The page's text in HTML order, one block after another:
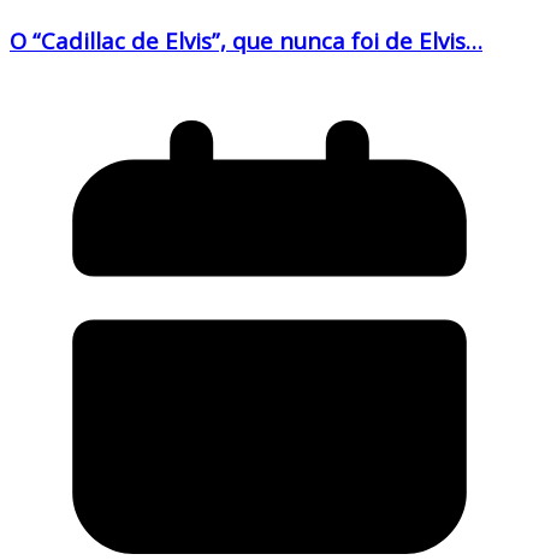
O “Cadillac de Elvis”, que nunca foi de Elvis…